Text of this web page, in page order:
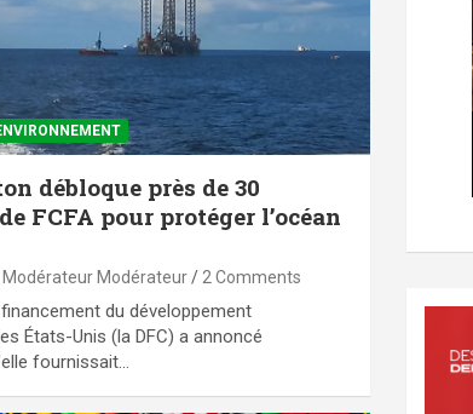
débloque près de 30
FCFA pour protéger l’océan
Modérateur Modérateur 2 Comments
du développement
États-Unis (la DFC) a annoncé
fournissait…